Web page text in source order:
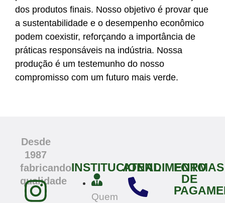
dos produtos finais. Nosso objetivo é provar que
a sustentabilidade e o desempenho econômico
podem coexistir, reforçando a importância de
práticas responsáveis na indústria. Nossa
produção é um testemunho do nosso
compromisso com um futuro mais verde.
Desde
1987
fabricando
qualidade
INSTITUCIONAL
Quem
ATENDIMENTO
FORMAS
DE